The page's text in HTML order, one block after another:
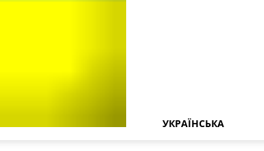
УКРАЇНСЬКА